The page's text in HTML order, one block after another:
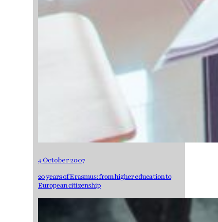
4 October 2007
20 years of Erasmus: from higher education to
European citizenship